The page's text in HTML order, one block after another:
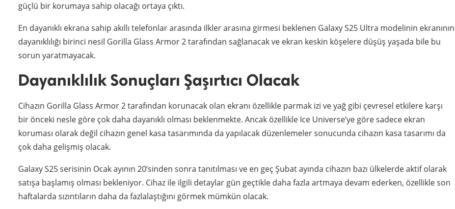
güçlü bir korumaya sahip olacağı ortaya çıktı.
En dayanıklı ekrana sahip akıllı telefonlar arasında ilkler arasına girmesi beklenen Galaxy S25 Ultra modelinin ekranının
dayanıklılığı birinci nesil Gorilla Glass Armor 2 tarafından sağlanacak ve ekran keskin köşelere düşüş yaşada bile bu
sorun yaratmayacak.
Dayanıklılık Sonuçları Şaşırtıcı Olacak
Cihazın Gorilla Glass Armor 2 tarafından korunacak olan ekranı özellikle parmak izi ve yağ gibi çevresel etkilere karşı
bir önceki nesle göre çok daha dayanıklı olması beklenmekte. Ancak özellikle Ice Universe’ye göre sadece ekran
koruması olarak değil cihazın genel kasa tasarımında da yapılacak düzenlemeler sonucunda cihazın kasa tasarımı da
çok daha gelişmiş olacak.
Galaxy S25 serisinin Ocak ayının 20’sinden sonra tanıtılması ve en geç Şubat ayında cihazın bazı ülkelerde aktif olarak
satışa başlamış olması bekleniyor. Cihaz ile ilgili detaylar gün geçtikle daha fazla artmaya devam ederken, özellikle son
haftalarda sızıntıların daha da fazlalaştığını görmek mümkün olacak.